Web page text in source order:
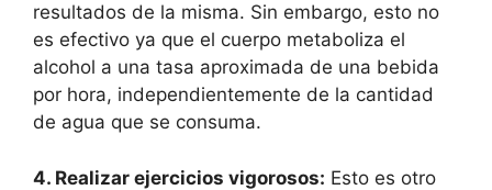
resultados de la misma. Sin embargo, esto no
es efectivo ya que el cuerpo metaboliza el
alcohol a una tasa aproximada de una bebida
por hora, independientemente de la cantidad
de agua que se consuma.
4. Realizar ejercicios vigorosos: Esto es otro